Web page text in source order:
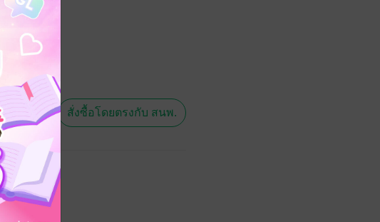
สั่งซื้อโดยตรงกับ สนพ.